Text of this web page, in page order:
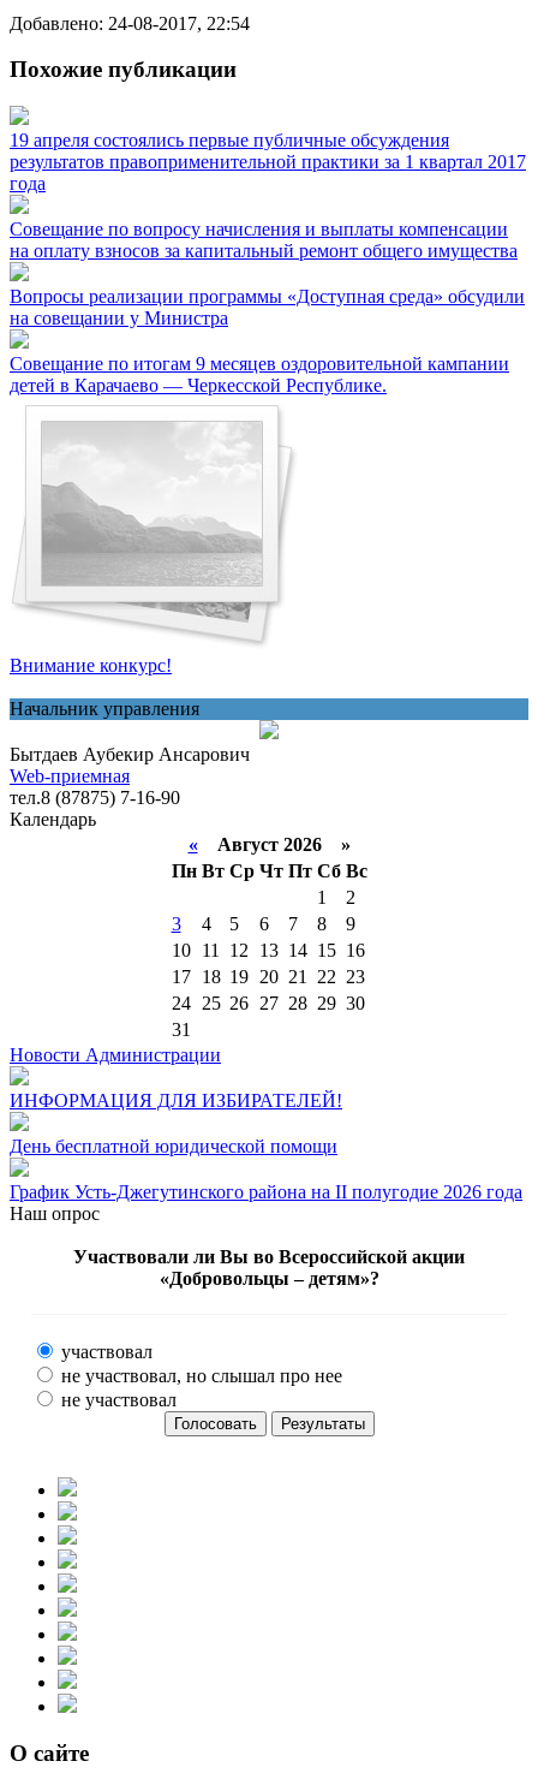
Добавлено: 24-08-2017, 22:54
Похожие публикации
19 апреля состоялись первые публичные обсуждения
результатов правоприменительной практики за 1 квартал 2017
года
Совещание по вопросу начисления и выплаты компенсации
на оплату взносов за капитальный ремонт общего имущества
Вопросы реализации программы «Доступная среда» обсудили
на совещании у Министра
Совещание по итогам 9 месяцев оздоровительной кампании
детей в Карачаево — Черкесской Республике.
Внимание конкурс!
Начальник управления
Бытдаев Аубекир Ансарович
Web-приемная
тел.8 (87875) 7-16-90
Календарь
«Август 2026 »
Пн Вт Ср Чт Пт Сб Вс
1
2
3
4 5 6 7 8
9
10
11 12 13 14 15 16
17
18 19 20 21 22 23
24
25 26 27 28 29 30
31
Новости Администрации
ИНФОРМАЦИЯ ДЛЯ ИЗБИРАТЕЛЕЙ!
День бесплатной юридической помощи
График Усть-Джегутинского района на II полугодие 2026 года
Наш опрос
Участвовали ли Вы во Всероссийской акции
«Добровольцы – детям»?
участвовал
не участвовал, но слышал про нее
не участвовал
О сайте